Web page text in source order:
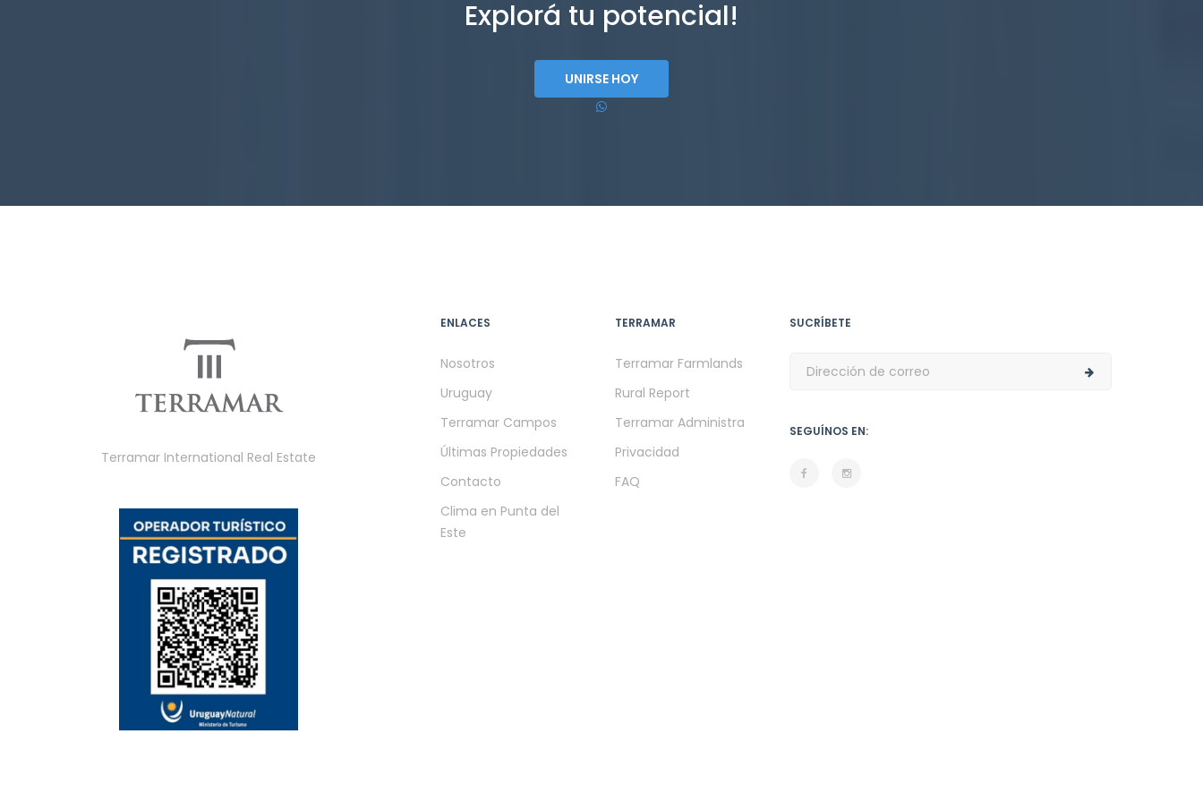
Explorá tu potencial!
UNIRSE HOY
Terramar International Real Estate
ENLACES
Nosotros
Uruguay
Terramar Campos
Últimas Propiedades
Contacto
Clima en Punta del
Este
TERRAMAR
Terramar Farmlands
Rural Report
Terramar Administra
Privacidad
FAQ
SUCRÍBETE
SEGUÍNOS EN: